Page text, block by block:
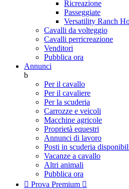
Ricreazione
Passeggiate
Versatility Ranch
Cavalli da volteggio
Cavalli perricreazione
Venditori
Pubblica ora
Annunci
b
Per il cavallo
Per il cavaliere
Per la scuderia
Carrozze e veicoli
Macchine agricole
Proprietà equestri
Annunci di lavoro
Posti in scuderia
Vacanze a cavallo
Altri animali
Pubblica ora
 Prova Premium 